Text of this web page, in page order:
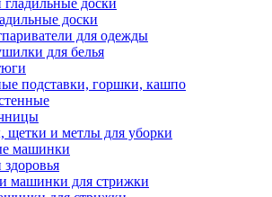
доски
доски
для одежды
для белья
подставки, горшки, кашпо
и метлы для уборки
машинки
машинки для стрижки